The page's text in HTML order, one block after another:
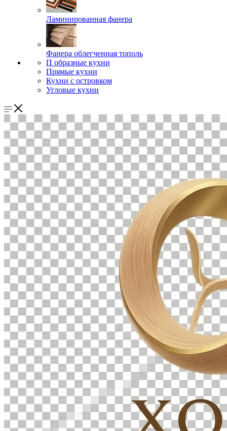
Ламинированная фанера
Фанера облегченная тополь
П образные кухни
Прямые кухни
Кухни с островком
Угловые кухни